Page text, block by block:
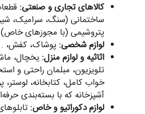
کالاهای تجاری و صنعتی:
ساختمانی (سنگ، سرامیک،
پتروشیمی (با مجوزهای
لوازم شخصی: پوشاک، کفش، .
اثاثیه و لوازم منزل: یخچال،
تلویزیون، مبلمان راحتی و
خواب کامل، کتابخانه، لوستر،
آشپزخانه که با بسته‌بندی
لوازم دکوراتیو و خاص: